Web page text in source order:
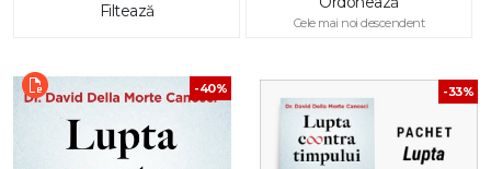
Filtează
Cele mai noi descendent
-40% -33%